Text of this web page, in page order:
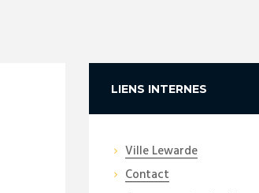
LIENS INTERNES
Ville Lewarde
Contact